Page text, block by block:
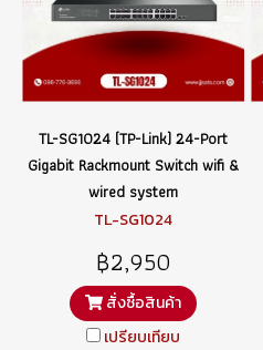
TL-SG1024 (TP-Link) 24-Port
Gigabit Rackmount Switch wifi &
wired system
TL-SG1024
฿2,950
สั่งซื้อสินค้า
เปรียบเทียบ